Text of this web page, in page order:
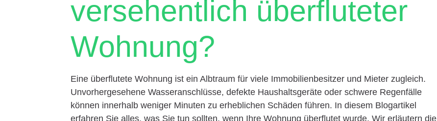
versehentlich überfluteter
Wohnung?
Eine überflutete Wohnung ist ein Albtraum für viele Immobilienbesitzer und Mieter zugleich.
Unvorhergesehene Wasseranschlüsse, defekte Haushaltsgeräte oder schwere Regenfälle
können innerhalb weniger Minuten zu erheblichen Schäden führen. In diesem Blogartikel
erfahren Sie alles, was Sie tun sollten, wenn Ihre Wohnung überflutet wurde. Wir erläutern die